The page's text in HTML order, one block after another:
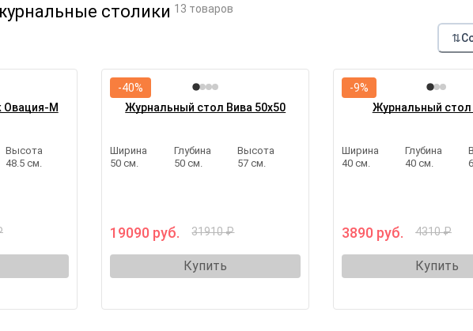
столики 13 товаров
⇅
Овация-М
Высота
48.5 см.
Журнальный стол Вива 50х50
Ширина
50 см.
Глубина
50 см.
Высота
57 см.
19090 руб. 31910 ₽
Купить
-40%
Журнальный
Ширина
40 см.
Глубина
40 см.
3890 руб. 4310 ₽
Купить
-9%